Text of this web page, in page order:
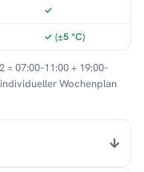
✓
✓ (±5 °C)
= 07:00–11:00 + 19:00–
individueller Wochenplan